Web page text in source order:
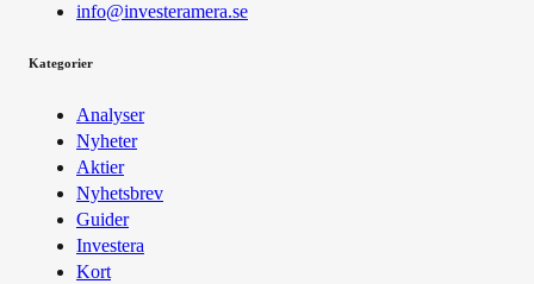
info@investeramera.se
Kategorier
Analyser
Nyheter
Aktier
Nyhetsbrev
Guider
Investera
Kort